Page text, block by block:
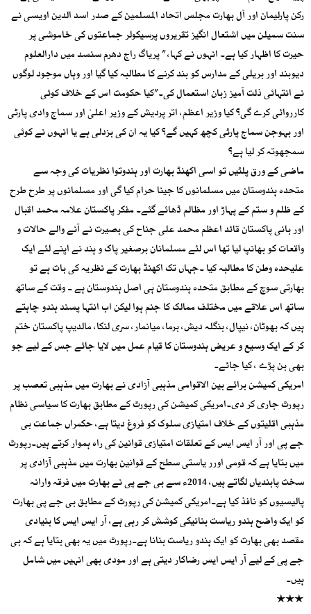
رکن پارلیمان اور آل بھارت مجلس اتحاد المسلمین کے صدر اسد الدین اویسی نے
سنت سمیلن میں اشتعال انگیز تقریروں پرسیکولر جماعتوں کی خاموشی پر
حیرت کا اظہار کیا ہے۔ انہوں نے کہا، ” پریاگ راج دھرم سنسد میں دارالعلوم
دیوبند اور بریلی کے مدارس کو بند کرنے کا مطالبہ کیا گیا اور وہاں موجود لوگوں
نے انتہائی ذلت آمیز زبان استعمال کی۔”کیا حکومت اس کے خلاف کوئی
کارروائی کرے گی؟ کیا وزیر اعظم، اتر پردیش کے وزیر اعلیٰ اور سماج وادی پارٹی
اور بہوجن سماج پارٹی کچھ کہیں گے؟ کیا یہ ان کی بزدلی ہے یا انہوں نے کوئی
سمجھوتہ کر لیا ہے؟
ماضی کے ورق پلٹیں تو اسی اکھنڈ بھارت اور ہندوتوا نظریات کی وجہ سے
متحدہ ہندوستان میں مسلمانوں کا جینا حرام کیا گی اور مسلمانوں پر طرح طرح
کے ظلم و ستم کے پہاڑ اور مظالم ڈھائے گئے۔ مفکر پاکستان علامہ محمد اقبال
اور بانی پاکستان قائد اعظم محمد علی جناح کی بصیرت نے آنے والے حالات و
واقعات کو بھانپ لیا تھا اس لئے مسلمانان برصغیر پاک و ہند نے اپنے لئے ایک
علیحدہ وطن کا مطالبہ کیا ۔جہاں تک اکھنڈ بھارت کے نظریہ کی بات ہے تو
بھارتی سوچ کے مطابق متحدہ ہندوستان ہی اصل ہندوستان ہے ۔ وقت کے ساتھ
ساتھ اس علاقے میں مختلف ممالک کا جنم ہوا لیکن اب انتہا پسند ہندو چاہتے
ہیں کہ بھوٹان، نیپال، بنگلہ دیش، برما، میانمار، سری لنکا، مالدیپ پاکستان ختم
کر کے ایک وسیع و عریض ہندوستان کا قیام عمل میں لایا جائے جس کے لیے جو
بھی بن پڑے ، کیا جائے۔
امریکی کمیشن برائے بین الاقوامی مذہبی آزادی نے بھارت میں مذہبی تعصب پر
رپورٹ جاری کر دی۔امریکی کمیشن کی رپورٹ کے مطابق بھارت کا سیاسی نظام
مذہبی اقلیتوں کے خلاف امتیازی سلوک کو فروغ دیتا ہے، حکمراں جماعت بی
جے پی اور آر ایس ایس کے تعلقات امتیازی قوانین کی راہ ہموار کرتے ہیں۔رپورٹ
میں بتایا ہے کہ قومی اورر یاستی سطح کے قوانین بھارت میں مذہبی آزادی پر
سخت پابندیاں لگاتے ہیں، 2014ء سے بی جے پی نے بھارت میں فرقہ وارانہ
پالیسیوں کو نافذ کیا ہے۔امریکی کمیشن کی رپورٹ کے مطابق بی جے پی بھارت
کو ایک واضح ہندو ریاست بنانیکی کوشش کر رہی ہے، آر ایس ایس کا بنیادی
مقصد بھی بھارت کو ایک ہندو ریاست بنانا ہے۔رپورٹ میں یہ بھی بتایا ہے کہ بی
جے پی کے لیے آر ایس ایس رضاکار دیتی ہے اور مودی بھی انہیں میں شامل
ہیں۔
٭٭٭